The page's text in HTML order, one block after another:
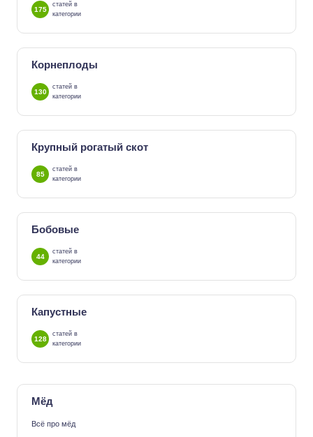
175
статей в
категории
Корнеплоды
130
статей в
категории
Крупный рогатый скот
85
статей в
категории
Бобовые
44
статей в
категории
Капустные
128
статей в
категории
Мёд
Всё про мёд